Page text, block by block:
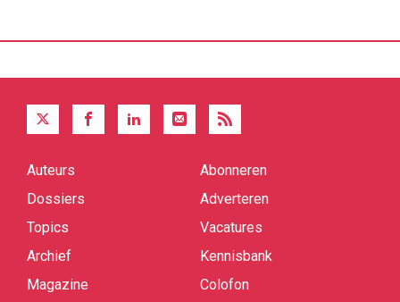
Quick
Auteurs
Dossiers
Topics
Archief
Magazine
Abonneren
Adverteren
Vacatures
Kennisbank
Colofon